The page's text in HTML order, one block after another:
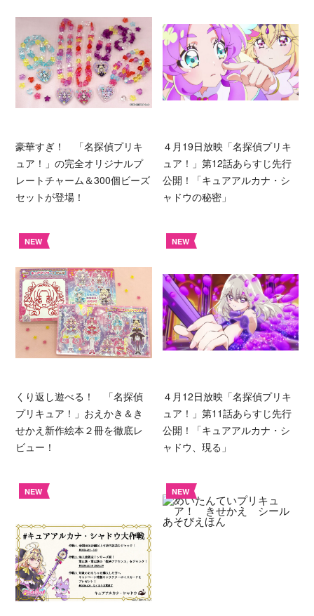
豪華すぎ！ 「名探偵プリキ
ュア！」の完全オリジナルプ
レートチャーム＆300個ビーズ
セットが登場！
４月19日放映「名探偵プリキ
ュア！」第12話あらすじ先行
公開！「キュアアルカナ・シ
ャドウの秘密」
NEW
くり返し遊べる！ 「名探偵
プリキュア！」おえかき＆き
せかえ新作絵本２冊を徹底レ
ビュー！
NEW
４月12日放映「名探偵プリキ
ュア！」第11話あらすじ先行
公開！「キュアアルカナ・シ
ャドウ、現る」
NEW NEW